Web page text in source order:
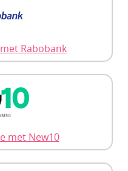
Rabobank
met New10